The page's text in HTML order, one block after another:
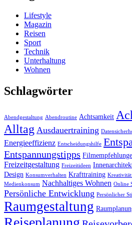
Lifestyle
Magazin
Reisen
Sport
Technik
Unterhaltung
Wohnen
Schlagwörter
Abendgestaltung Abendroutine Achtsamkeit
Alltag Ausdauertraining
Energieeffizienz Entscheidungshilfe
Entspannungstipps
Freizeitgestaltung Freizeitideen
Design Konsumverhalten Krafttraining
Medienkonsum Nachhaltiges Wohnen Online
Persönliche Entwicklung Persönlicher
Raumgestaltung